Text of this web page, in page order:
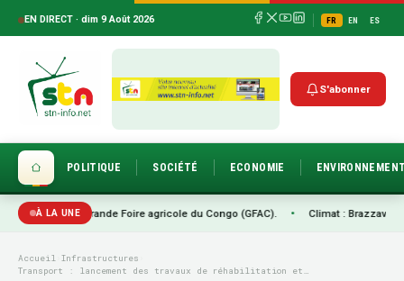
EN DIRECT · dim 9 Août 2026 FR EN ES
S'abonner
POLITIQUE SOCIÉTÉ ECONOMIE
À LA UNE
Grande Foire agricole du Congo (GFAC). • Climat : Brazzaville passe à
Accueil Infrastructures
Transport : lancement des travaux de réhabilitation et…